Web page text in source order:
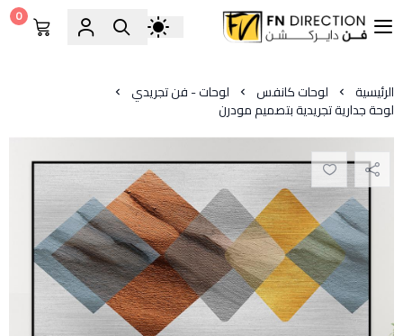
فن دايركشن
0
الرئيسية لوحات كانفس لوحات - فن تجريدي
لوحة جدارية تجريدية بتصميم مودرن